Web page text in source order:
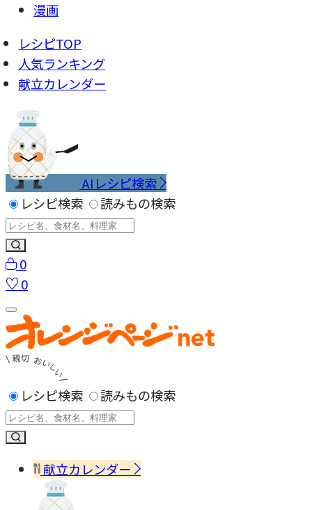
漫画
レシピTOP
人気ランキング
献立カレンダー
AIレシピ検索
レシピ検索
読みもの検索
0
0
レシピ検索 読みもの検索
献立カレンダー